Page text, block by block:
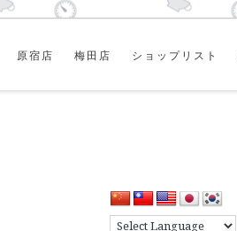
原宿店 梅田店 ショップリスト